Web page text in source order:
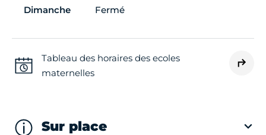
Dimanche Fermé
Tableau des horaires des ecoles
maternelles
Sur place